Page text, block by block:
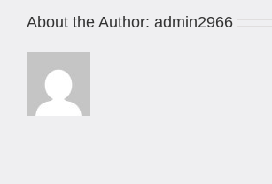
About the Author: admin2966